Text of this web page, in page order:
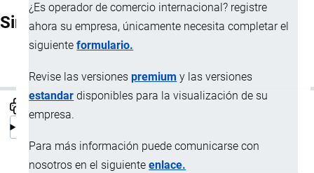
¿Es operador de comercio internacional? registre
ahora su empresa, únicamente necesita completar el
siguienteformulario.
Revise las versionespremium y las versiones
estandar disponibles para la visualización de su
empresa.
Para más información puede comunicarse con
nosotros en el siguienteenlace.
Sinónimos